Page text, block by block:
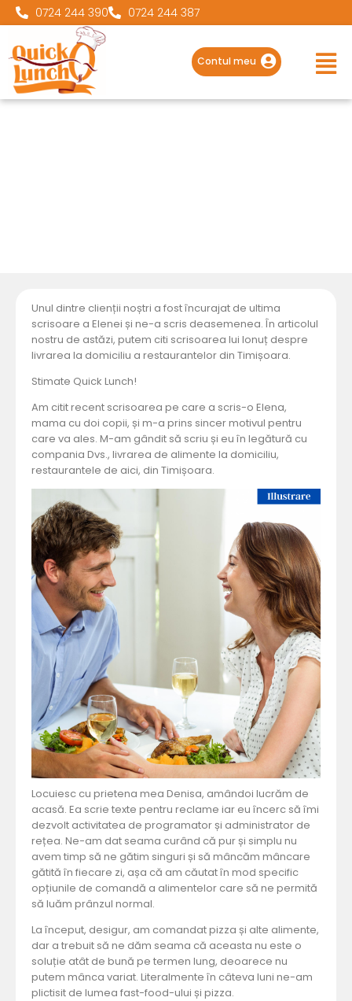
0724 244 390 0724 244 387
Contul meu
Main
Unul dintre clienții noștri a fost încurajat de ultima
scrisoare a Elenei și ne-a scris deasemenea. În articolul
nostru de astăzi, putem citi scrisoarea lui Ionuț despre
livrarea la domiciliu a restaurantelor din Timișoara.
Stimate Quick Lunch!
Am citit recent scrisoarea pe care a scris-o Elena,
mama cu doi copii, și m-a prins sincer motivul pentru
care va ales. M-am gândit să scriu și eu în legătură cu
compania Dvs., livrarea de alimente la domiciliu,
restaurantele de aici, din Timișoara.
Locuiesc cu prietena mea Denisa, amândoi lucrăm de
acasă. Ea scrie texte pentru reclame iar eu încerc să îmi
dezvolt activitatea de programator și administrator de
rețea. Ne-am dat seama curând că pur și simplu nu
avem timp să ne gătim singuri și să mâncăm mâncare
gătită în fiecare zi, așa că am căutat în mod specific
opțiunile de comandă a alimentelor care să ne permită
să luăm prânzul normal.
La început, desigur, am comandat pizza și alte alimente,
dar a trebuit să ne dăm seama că aceasta nu este o
soluție atât de bună pe termen lung, deoarece nu
putem mânca variat. Literalmente în câteva luni ne-am
plictisit de lumea fast-food-ului și pizza.